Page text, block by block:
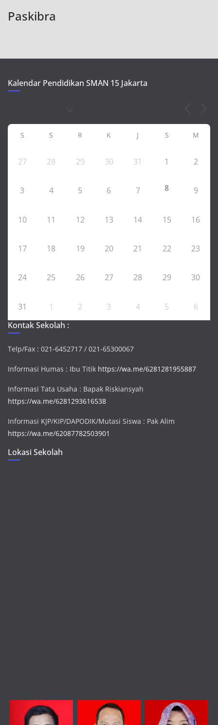
Paskibra
Kalendar Pendidikan SMAN 15 Jakarta
S S R K J S M
27 28 29 30 31 1 2
3 4 5 6 7 8 9
10 11 12 13 14 15 16
17 18 19 20 21 22 23
24 25 26 27 28 29 30
31 1 2 3 4 5
6
Kontak Sekolah :
Telp/Fax : 021-6452717 / 021-65300067
Informasi Humas : Ibu Titik https://wa.me/6281281955887
Informasi Tata Usaha : Bapak Riskiansyah
https://wa.me/6281293616538
Informasi KJP/KIP/DAPODIK/Mutasi Siswa : Pak Alim
https://wa.me/62087782503901
Lokasi Sekolah